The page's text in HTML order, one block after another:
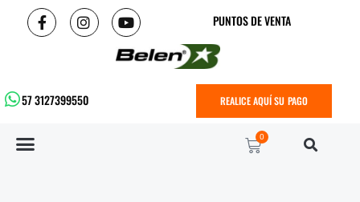
PUNTOS DE VENTA
57 3127399550 REALICE AQUÍ SU PAGO
0